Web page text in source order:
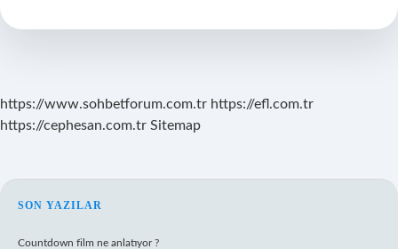
https://www.sohbetforum.com.tr https://efl.com.tr
https://cephesan.com.tr Sitemap
SIDEBAR
SON YAZILAR
Countdown film ne anlatıyor ?